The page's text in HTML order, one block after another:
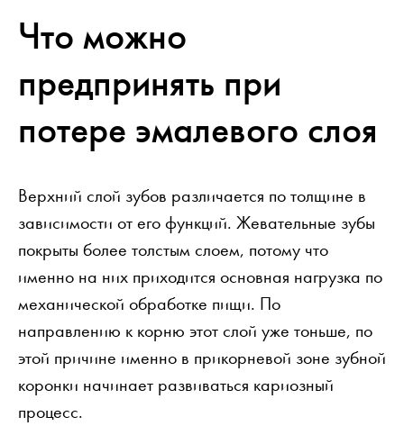
Что можно
предпринять при
потере эмалевого слоя
Верхний слой зубов различается по толщине в
зависимости от его функций. Жевательные зубы
покрыты более толстым слоем, потому что
именно на них приходится основная нагрузка по
механической обработке пищи. По
направлению к корню этот слой уже тоньше, по
этой причине именно в прикорневой зоне зубной
коронки начинает развиваться кариозный
процесс.